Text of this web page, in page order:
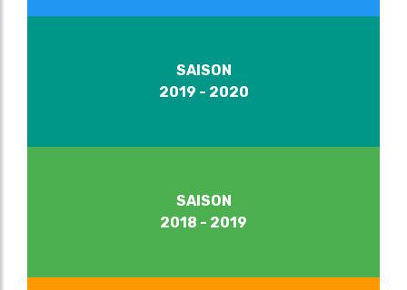
SAISON
2019 - 2020
SAISON
2018 - 2019